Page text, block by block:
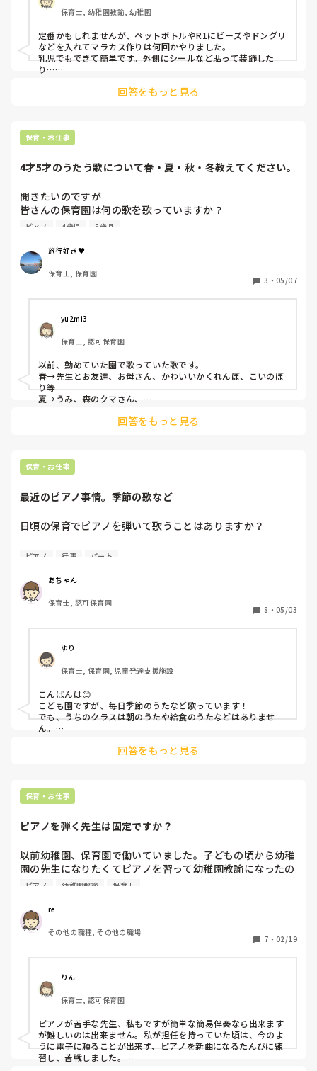
保育士, 幼稚園教諭, 幼稚園
定番かもしれませんが、ペットボトルやR1にビーズやドングリ
などを入れてマラカス作りは何回かやりました。
乳児でもできて簡単です。外側にシールなど貼って装飾した
り…
回答をもっと見る
保育・お仕事
4才5才のうたう歌について春・夏・秋・冬教えてください。
聞きたいのですが
皆さんの保育園は何の歌を歌っていますか？
季節の歌の中でもよく歌っているものを教えてください！特
できれば春・夏・秋・冬全部教えていただけると嬉しいで
す。よろしくお願いします🙇
ちなみに私の保育園で歌ってる歌はチューリップなどです。
ピアノ 4歳児 5歳児
旅行好き♥️
保育士, 保育園
3 ・ 05/07
yu2mi3
保育士, 認可保育園
以前、勤めていた園で歌っていた歌です。
春→先生とお友達、お母さん、かわいいかくれんぼ、こいのぼ
り等
夏→うみ、森のクマさん、
冬→雪、１月１日、たこ、 回答をもっと見る
保育・お仕事
最近のピアノ事情。季節の歌など
日頃の保育でピアノを弾いて歌うことはありますか？
10年前に現役で保育士をしていた頃は、当たり前のように毎
など保育士がピアノをひきながらクラスの子どもたちと歌
う、という風景があたりまえにありました。
最近はピアノの音もしないし歌すらもうたってないような気
がしますが、みなさんの園はどうですか？
ピアノ 行事 パート
あちゃん
保育士, 認可保育園
8 ・ 05/03
ゆり
保育士, 保育園, 児童発達支援施設
こんばんは😊
こども園ですが、毎日季節のうたなど歌っています！
でも、うちのクラスは朝のうたや給食のうたなどはありませ
ん。
回答をもっと見る
保育・お仕事
ピアノを弾く先生は固定ですか？
以前幼稚園、保育園で働いていました。子どもの頃から幼稚
園の先生になりたくてピアノを習って幼稚園教諭になったの
でピアノを弾く場面には特に困らず働いていました。どの職
やろう！という感じで苦手な人にはかなり負担になっている
ように感じました。私は弾ける人がやればいいのでは？と思
っていたのですが皆さんが働いている園ではどうですか？
ピアノ 幼稚園教諭 保育士
re
その他の職種, その他の職場
7 ・ 02/19
りん
保育士, 認可保育園
ピアノが苦手な先生、私もですが簡単な簡易伴奏なら出来ます
が難しいのは出来ません。私が担任を持っていた頃は、今のよ
うに電子に頼ることが出来ず、ピアノを新曲になるたんびに練
習し、苦戦しました。